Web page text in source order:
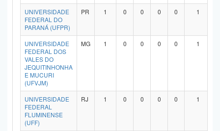
UNIVERSIDADE
FEDERAL DO
PARANÁ (UFPR)
PR 1 0 0 0 0 1
UNIVERSIDADE
FEDERAL DOS
VALES DO
JEQUITINHONHA
E MUCURI
(UFVJM)
MG 1 0 0 0 0 1
UNIVERSIDADE
FEDERAL
FLUMINENSE
(UFF)
RJ 1 0 0 0 0 1